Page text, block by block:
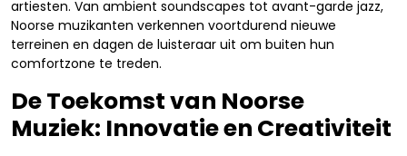
artiesten. Van ambient soundscapes tot avant-garde jazz,
Noorse muzikanten verkennen voortdurend nieuwe
terreinen en dagen de luisteraar uit om buiten hun
comfortzone te treden.
De Toekomst van Noorse
Muziek: Innovatie en Creativiteit